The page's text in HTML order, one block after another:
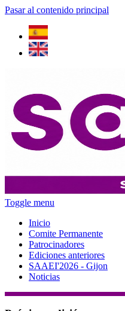
Pasar al contenido principal
Toggle menu
Inicio
Comite Permanente
Patrocinadores
Ediciones anteriores
SAAEI'2026 - Gijon
Noticias